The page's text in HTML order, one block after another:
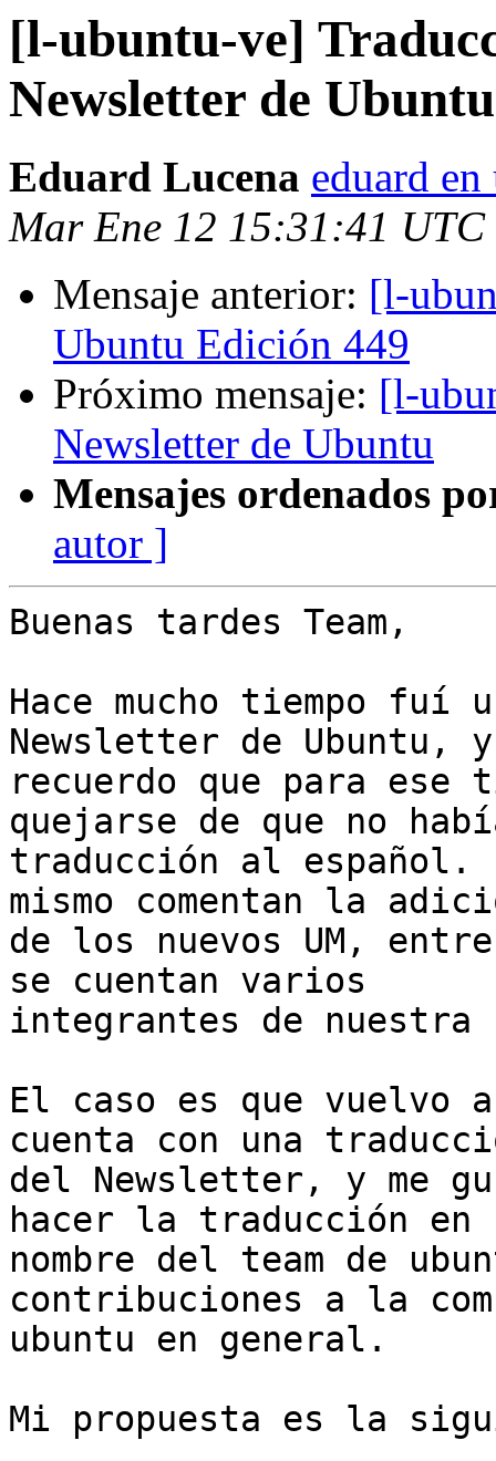
[l-ubuntu-ve]
Newsletter de Ubuntu
Eduard Lucena eduard
Mar Ene 12 15:31:41 UTC
Mensaje anterior: [l-
Ubuntu Edición 449
Próximo mensaje: [l-
Newsletter de Ubuntu
Mensajes ordenados
autor ]
Buenas tardes Team,
Hace mucho tiempo
Newsletter de Ubuntu, y
recuerdo que para ese
quejarse de que no
traducción al
mismo comentan la
de los nuevos UM,
se cuentan varios
integrantes de nuestra
El caso es que vuelvo
cuenta con una
del Newsletter, y me
hacer la traducción en
nombre del team de
contribuciones a la
ubuntu en general.
Mi propuesta es la